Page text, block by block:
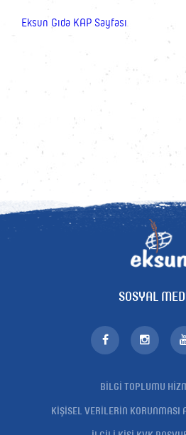
Eksun Gıda KAP Sayfası
SOSYAL
BİLGİ TOPLUMU
KİŞİSEL VERİLERİN